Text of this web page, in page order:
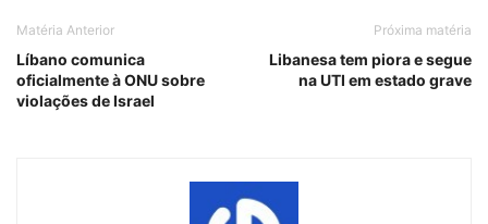
Matéria Anterior
Líbano comunica
oficialmente à ONU sobre
violações de Israel
Próxima matéria
Libanesa tem piora e segue
na UTI em estado grave